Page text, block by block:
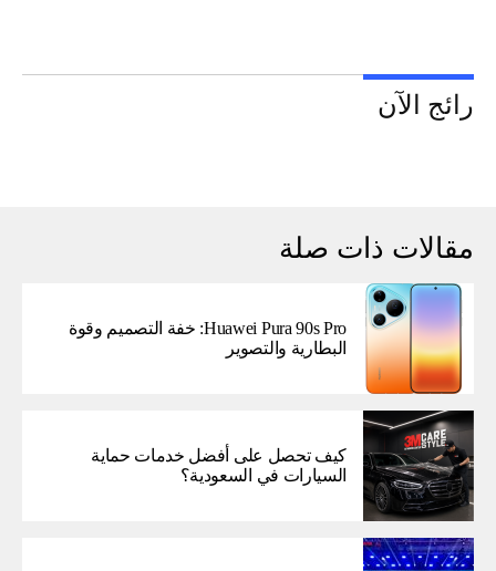
رائج الآن
مقالات ذات صلة
Huawei Pura 90s Pro: خفة التصميم وقوة
البطارية والتصوير
كيف تحصل على أفضل خدمات حماية
السيارات في السعودية؟